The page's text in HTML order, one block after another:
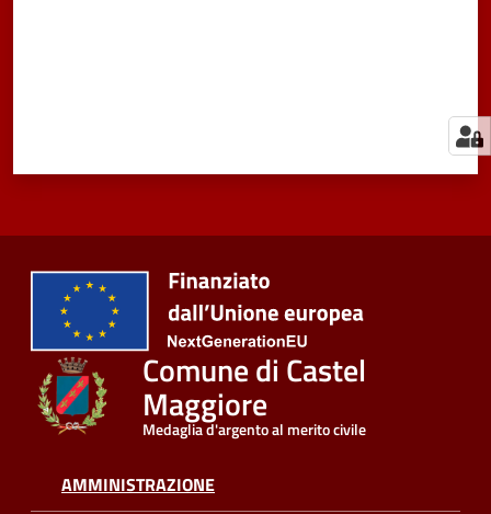
Comune di Castel
Maggiore
Medaglia d'argento al merito civile
AMMINISTRAZIONE